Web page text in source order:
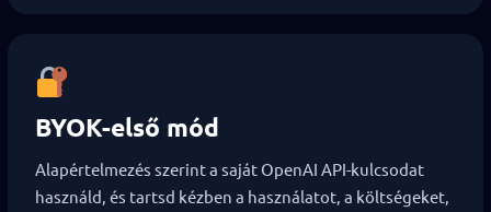
BYOK-első mód
Alapértelmezés szerint a saját OpenAI API-kulcsodat
használd, és tartsd kézben a használatot, a költségeket,